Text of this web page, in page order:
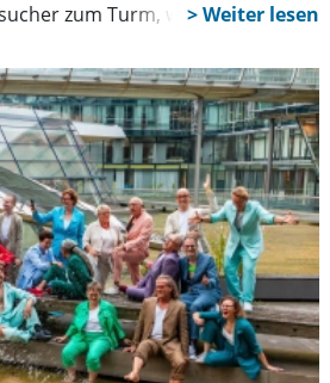
zum Turm, wo Lesungen,
auf große und kleine Gäste